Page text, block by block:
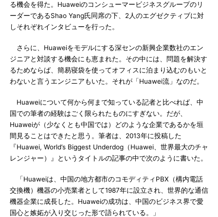
る機会を得た。Huaweiのコンシューマービジネスグループのリ
ーダーであるShao Yang氏同席の下、2人のエグゼクティブに対
しそれぞれインタビューを行った。
さらに、Huaweiをモデルにする深センの新興企業数社のエン
ジニアと対談する機会にも恵まれた。その中には、問題を解決す
るためならば、簡易寝袋を使ってオフィスに泊まり込むのもいと
わないと言うエンジニアもいた。それが「Huawei流」なのだ。
Huaweiについて何から何まで知っている記者と比べれば、中
国での筆者の経験はごく限られたものにすぎない。だが、
Huaweiが（少なくとも中国では）どのような企業であるかを垣
間見ることはできたと思う。筆者は、2013年に投稿した
『Huawei, World’s Biggest Underdog（Huawei、世界最大のチャ
レンジャー）』というタイトルの記事の中で次のように書いた。
「Huaweiは、中国の地方都市のコモディティPBX（構内電話
交換機）機器の小売業者として1987年に設立され、世界的な通信
機器企業に成長した。Huaweiの成功は、中国のビジネス界で愛
国心と嫉妬が入り交じった形で語られている。」